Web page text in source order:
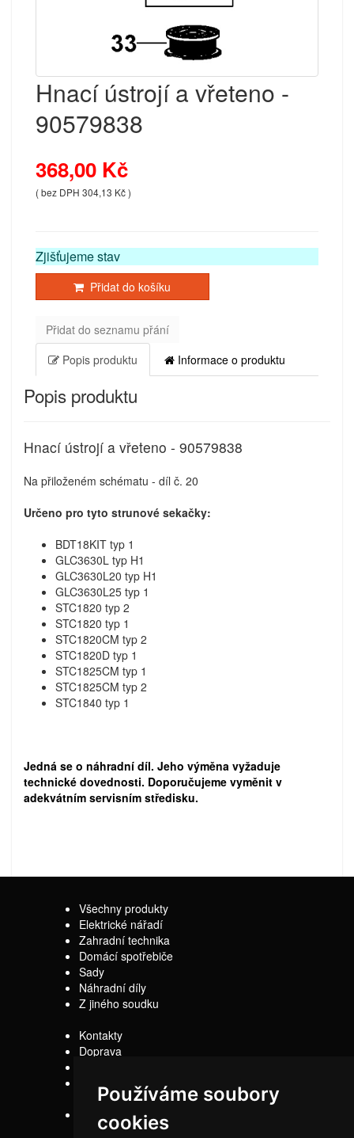
Používáme soubory
cookies
Hnací ústrojí a vřeteno -
90579838
368,00 Kč
( bez DPH 304,13 Kč )
Zjišťujeme stav
Přidat do košíku
Přidat do seznamu přání
Popis produktu
Informace o produktu
Popis produktu
Hnací ústrojí a vřeteno - 90579838
Na přiloženém schématu - díl č. 20
Určeno pro tyto strunové sekačky:
BDT18KIT typ 1
GLC3630L typ H1
GLC3630L20 typ H1
GLC3630L25 typ 1
STC1820 typ 2
STC1820 typ 1
STC1820CM typ 2
STC1820D typ 1
STC1825CM typ 1
STC1825CM typ 2
STC1840 typ 1
Jedná se o náhradní díl. Jeho výměna vyžaduje
technické dovednosti. Doporučujeme vyměnit v
adekvátním servisním středisku.
Všechny produkty
Elektrické nářadí
Zahradní technika
Domácí spotřebiče
Sady
Náhradní díly
Z jiného soudku
Kontakty
Doprava
podmínky
Reklamační řád